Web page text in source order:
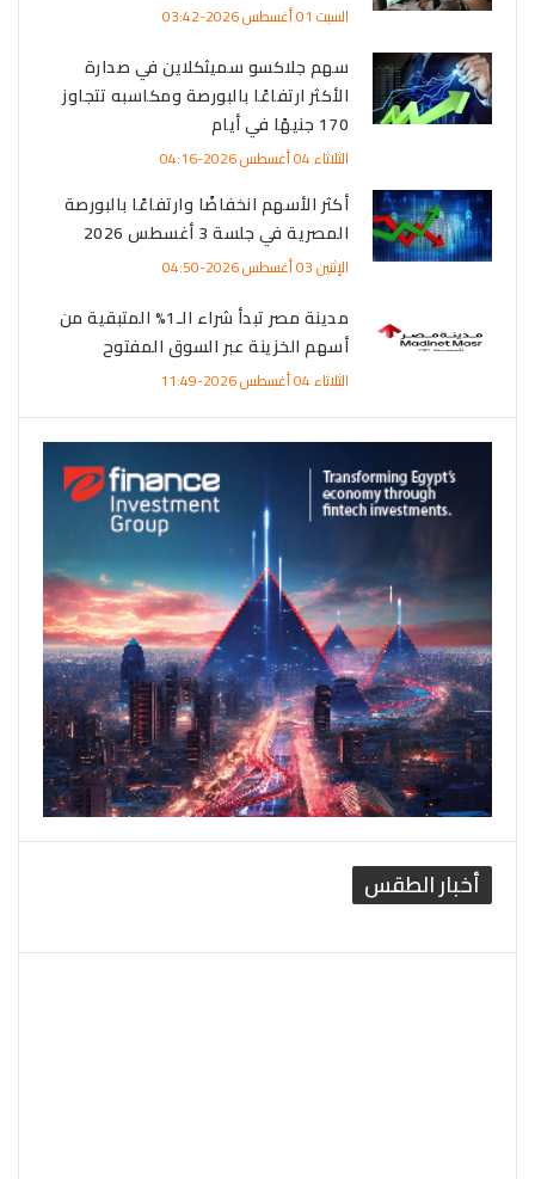
السبت 01 أغسطس 2026-03:42
سهم جلاكسو سميثكلاين في صدارة
الأكثر ارتفاعًا بالبورصة ومكاسبه تتجاوز
170 جنيهًا في أيام
الثلاثاء 04 أغسطس 2026-04:16
أكثر الأسهم انخفاضًا وارتفاعًا بالبورصة
المصرية في جلسة 3 أغسطس 2026
الإثنين 03 أغسطس 2026-04:50
مدينة مصر تبدأ شراء الـ1% المتبقية من
أسهم الخزينة عبر السوق المفتوح
الثلاثاء 04 أغسطس 2026-11:49
أخبار الطقس